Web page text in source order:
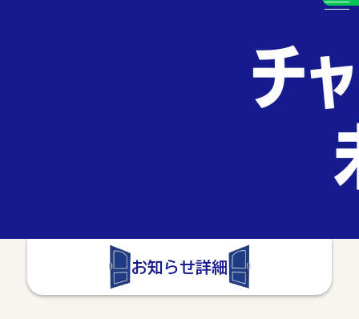
お知らせ詳細